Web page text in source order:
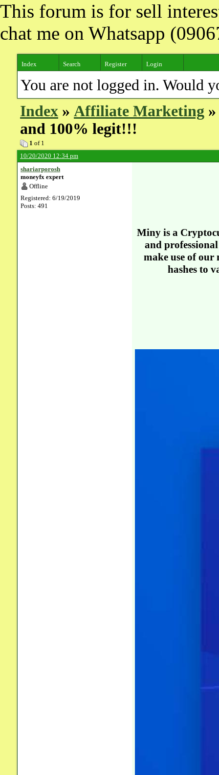
This forum is for sell
chat me on Whatsapp
Index Search Register Login
You are not logged in. Would
Index » Affiliate Marketing
and 100% legit!!!
1 of 1
10/20/2020 12:34 pm
shariarporosh
moneyfx expert
Offline
Registered: 6/19/2019
Posts: 491
Miny is a
and
make use of
hashes to